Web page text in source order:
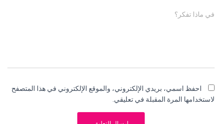
في ماذا تفكر؟
احفظ اسمي، بريدي الإلكتروني، والموقع الإلكتروني في هذا المتصفح
لاستخدامها المرة المقبلة في تعليقي.